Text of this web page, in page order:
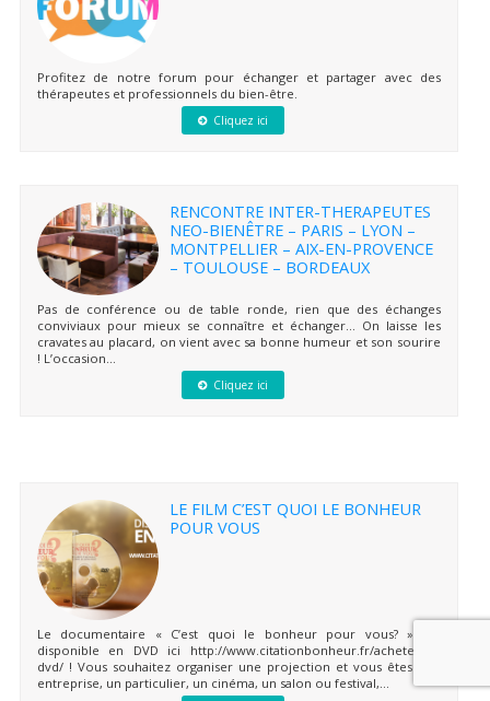
Profitez de notre forum pour échanger et partager avec des
thérapeutes et professionnels du bien-être.
Cliquez ici
RENCONTRE INTER-THERAPEUTES
NEO-BIENÊTRE – PARIS – LYON –
MONTPELLIER – AIX-EN-PROVENCE
– TOULOUSE – BORDEAUX
Pas de conférence ou de table ronde, rien que des échanges
conviviaux pour mieux se connaître et échanger… On laisse les
cravates au placard, on vient avec sa bonne humeur et son sourire
! L’occasion...
Cliquez ici
LE FILM C’EST QUOI LE BONHEUR
POUR VOUS
Le documentaire « C’est quoi le bonheur pour vous? » est
disponible en DVD ici http://www.citationbonheur.fr/achetez-le-
dvd/ ! Vous souhaitez organiser une projection et vous êtes une
entreprise, un particulier, un cinéma, un salon ou festival,...